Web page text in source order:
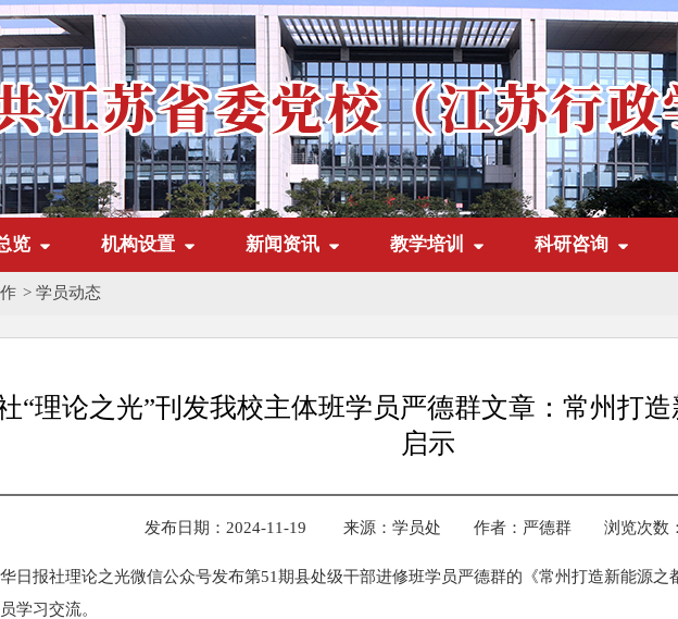
览 机构设置 新闻资讯 教学培训 科研咨询
> 学员动态
“理论之光”刊发我校主体班学员严德群文章：常州打
启示
发布日期：2024-11-19 来源： 学员处 作者： 严德群 浏览次数：
报社理论之光微信公众号发布第51期县处级干部进修班学员严德群的《常州打造新能源之
学习交流。